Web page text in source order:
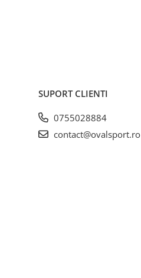
SUPORT CLIENTI
0755028884
contact@ovalsport.ro